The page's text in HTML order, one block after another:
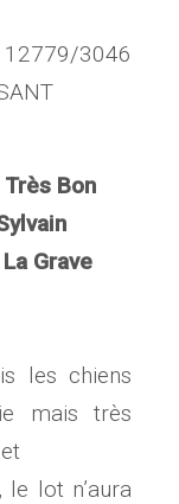
3046
Bon
Grave
les chiens
mais très
le lot n’aura